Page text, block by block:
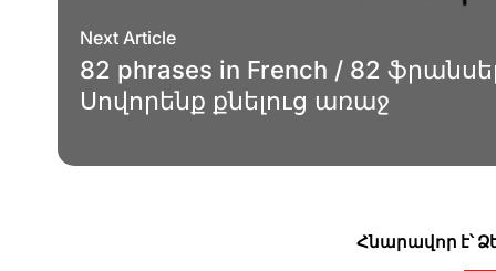
Next Article
82 phrases in French / 82
Սովորենք քնելուց առաջ
Հնարավոր է՝